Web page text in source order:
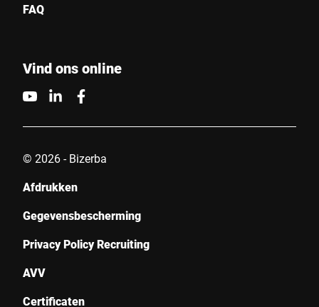
FAQ
Vind ons online
© 2026 - Bizerba
Afdrukken
Gegevensbescherming
Privacy Policy Recruiting
AVV
Certificaten